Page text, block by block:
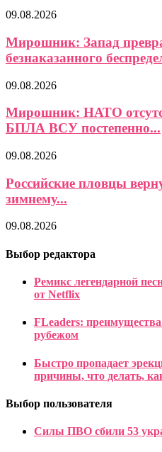
09.08.2026
Мирошник: Запад
безнаказанного
09.08.2026
Мирошник: НАТО
БПЛА ВСУ постепенно...
09.08.2026
Российские пловцы
зимнему...
09.08.2026
Выбор редактора
Ремикс легендарной
от Netflix
FLeaders: преимущества
рубежом
Быстро пропадает
причины, что делать,
Выбор пользователя
Силы ПВО сбили 53